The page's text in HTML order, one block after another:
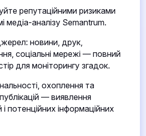
репутаційними ризиками
медіа-аналізу Semantrum.
новини, друк,
соціальні мережі — повний
для моніторингу згадок.
охоплення та
— виявлення
і потенційних інформаційних